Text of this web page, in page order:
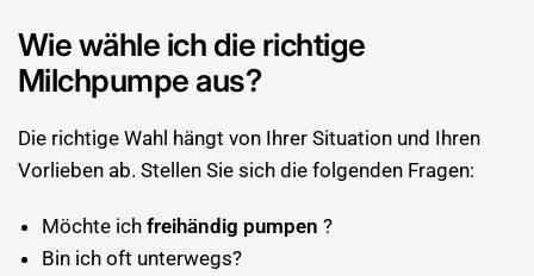
Wie wähle ich die richtige
Milchpumpe aus?
Die richtige Wahl hängt von Ihrer Situation und Ihren
Vorlieben ab. Stellen Sie sich die folgenden Fragen:
Möchte ich freihändig pumpen ?
Bin ich oft unterwegs?